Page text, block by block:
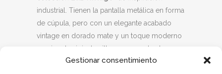
Gestionar consentimiento
industrial. Tienen la pantalla metálica en forma
de cúpula, pero con un elegante acabado
vintage en dorado mate y un toque moderno
gracias al original anillo que envuelve la
luminaria. La iluminación del techo, la